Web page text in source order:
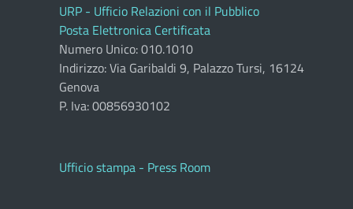
URP - Ufficio Relazioni con il Pubblico
Posta Elettronica Certificata
Numero Unico: 010.1010
Indirizzo: Via Garibaldi 9, Palazzo Tursi, 16124
Genova
P. Iva: 00856930102
Ufficio stampa - Press Room